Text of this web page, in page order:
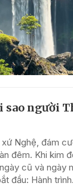
sao người
Nghệ, đám
đêm. Khi kim
cũ và ngày
đầu: Hành